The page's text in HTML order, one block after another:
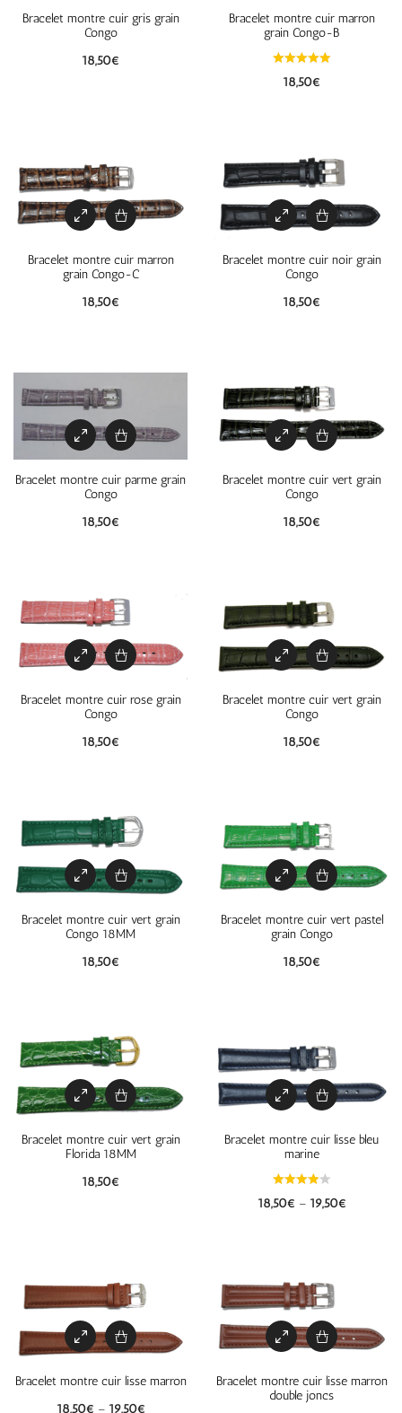
Bracelet montre cuir gris grain
Congo
18,50€
Bracelet montre cuir marron
grain Congo-B
18,50€
Bracelet montre cuir marron
grain Congo-C
18,50€
Bracelet montre cuir noir grain
Congo
18,50€
Bracelet montre cuir parme grain
Congo
18,50€
Bracelet montre cuir vert grain
Congo
18,50€
Bracelet montre cuir rose grain
Congo
18,50€
Bracelet montre cuir vert grain
Congo
18,50€
Bracelet montre cuir vert grain
Congo 18MM
18,50€
Bracelet montre cuir vert pastel
grain Congo
18,50€
Bracelet montre cuir vert grain
Florida 18MM
18,50€
Bracelet montre cuir lisse bleu
marine
18,50€ – 19,50€
Bracelet montre cuir lisse marron
18,50€ – 19,50€
Bracelet montre cuir lisse marron
double joncs